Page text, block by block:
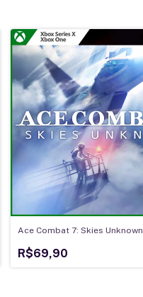
Ace Combat 7: Skies Unknown
R$69,90